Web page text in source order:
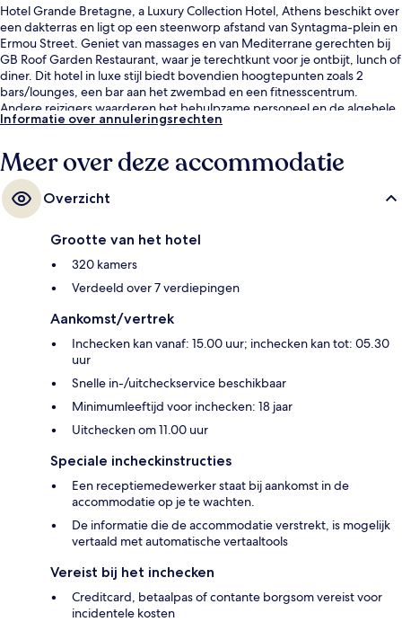
Hotel Grande Bretagne, a Luxury Collection Hotel, Athens beschikt over
een dakterras en ligt op een steenworp afstand van Syntagma-plein en
Ermou Street. Geniet van massages en van Mediterrane gerechten bij
GB Roof Garden Restaurant, waar je terechtkunt voor je ontbijt, lunch of
diner. Dit hotel in luxe stijl biedt bovendien hoogtepunten zoals 2
bars/lounges, een bar aan het zwembad en een fitnesscentrum.
Andere reizigers waarderen het behulpzame personeel en de algehele
staat van de accommodatie. Het openbaar vervoer vind je op korte
minuten verderop.
Informatie over annuleringsrechten
Meer over deze accommodatie
Overzicht
Grootte van het hotel
320 kamers
Verdeeld over 7 verdiepingen
Aankomst/vertrek
Inchecken kan vanaf: 15.00 uur; inchecken kan tot: 05.30
uur
Snelle in-/uitcheckservice beschikbaar
Minimumleeftijd voor inchecken: 18 jaar
Uitchecken om 11.00 uur
Speciale incheckinstructies
Een receptiemedewerker staat bij aankomst in de
accommodatie op je te wachten.
De informatie die de accommodatie verstrekt, is mogelijk
vertaald met automatische vertaaltools
Vereist bij het inchecken
Creditcard, betaalpas of contante borgsom vereist voor
incidentele kosten